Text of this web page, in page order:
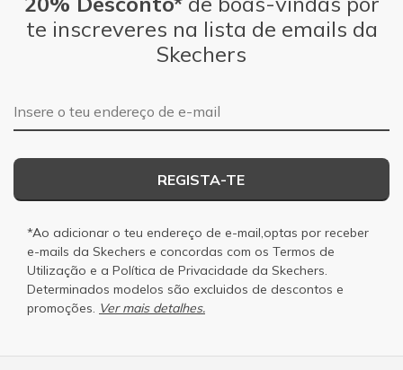
te inscreveres na lista de emails da
Skechers
Endereço de e-mail
REGISTA-TE
*Ao adicionar o teu endereço de e-mail,optas por receber
e-mails da Skechers e concordas com os Termos de
Utilização e a Política de Privacidade da Skechers.
Determinados modelos são excluidos de descontos e
promoções. Ver mais detalhes.